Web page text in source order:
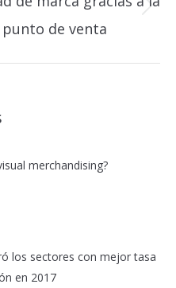
de venta
merchandising?
los sectores con mejor tasa
en 2017